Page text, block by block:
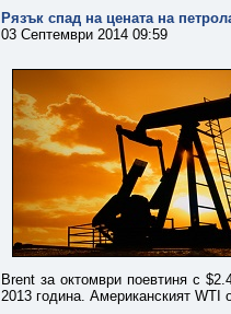
Рязък спад на цената на
03 Септември 2014 09:59
Brent за октомври поевтиня с
2013 година. Американският WTI